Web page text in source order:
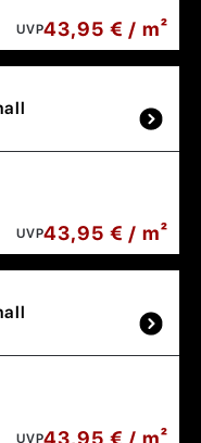
UVP43,95 € / m²
UVP43,95 € / m²
UVP43,95 € / m²